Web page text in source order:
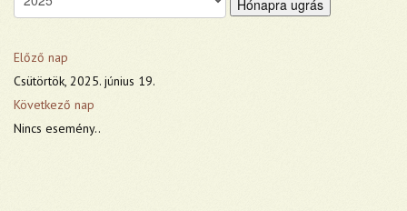
Hónapra ugrás
Előző nap
Csütörtök, 2025. június 19.
Következő nap
Nincs esemény..